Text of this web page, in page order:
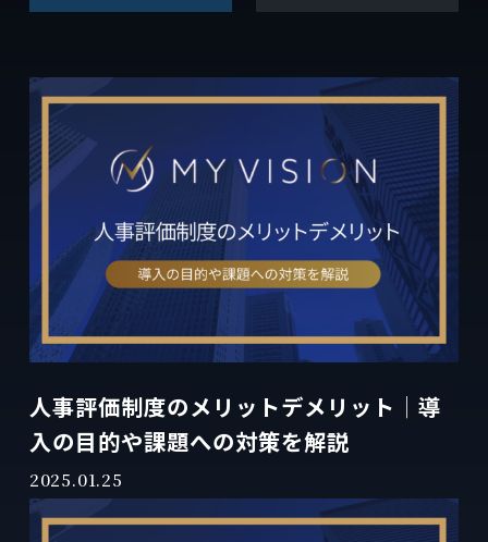
人事評価制度のメリットデメリット│導
入の目的や課題への対策を解説
2025.01.25